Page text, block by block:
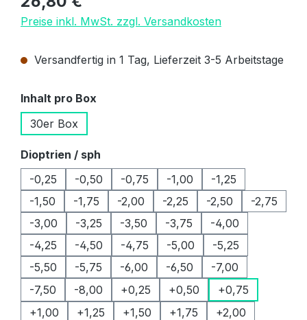
Preise inkl. MwSt. zzgl. Versandkosten
Versandfertig in 1 Tag, Lieferzeit 3-5 Arbeitstage
Inhalt pro Box
30er Box
Dioptrien / sph
-0,25
-0,50 -0,75 -1,00
-1,25
-1,50
-1,75 -2,00 -2,25 -2,50
-2,75
-3,00
-3,25 -3,50 -3,75
-4,00
-4,25
-4,50 -4,75 -5,00
-5,25
-5,50
-5,75 -6,00 -6,50
-7,00
-7,50
-8,00 +0,25 +0,50
+0,75
+1,00
+1,25 +1,50 +1,75
+2,00